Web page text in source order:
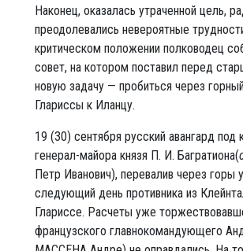
Наконец, оказалась утраченной цель,
преодолевались невероятные
критическом положении полководец
совет, на котором поставил перед
новую задачу — пробиться через
Глариссы к Иланцу.
19 (30) сентября русский авангард под
генерал-майора князя П. И. Багратиона(
Петр Иванович), перевалив через горы
следующий день противника из
Глариссе. Расчеты уже
французского главнокомандующего